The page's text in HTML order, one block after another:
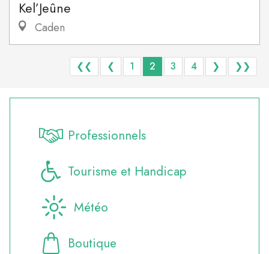
Kel’Jeûne
Caden
❮❮ ❮ 1 2 3 4 ❯ ❯❯
Professionnels
Tourisme et Handicap
Météo
Boutique